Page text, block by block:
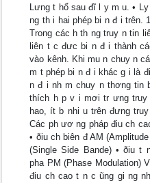
Lưng t hố sau đĩ l y m u. •
ng th i hai phép bi n đ i trên.
Trong các h th ng truy n tin
liên t c đưc bi n đ i thành
vào kênh. Khi mu n chuy n
m t phép bi n đ i khác g i là
n đ i nh m chuy n thơng tin
thích h p v i mơi tr ưng
hao, ít b nhi u trên đưng
Các ph ươ ng pháp điu ch
• ðiu ch biên đ AM
(Single Side Bande) • ðiu t
pha PM (Phase Modulation)
điu ch cao t n c ũng gi ng